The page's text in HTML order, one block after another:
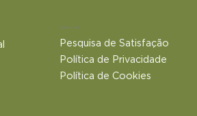
Outros Links
Pesquisa de Satisfação
Política de Privacidade
Política de Cookies